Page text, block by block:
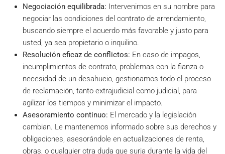
Negociación equilibrada: Intervenimos en su nombre para
negociar las condiciones del contrato de arrendamiento,
buscando siempre el acuerdo más favorable y justo para
usted, ya sea propietario o inquilino.
Resolución eficaz de conflictos: En caso de impagos,
incumplimientos de contrato, problemas con la fianza o
necesidad de un desahucio, gestionamos todo el proceso
de reclamación, tanto extrajudicial como judicial, para
agilizar los tiempos y minimizar el impacto.
Asesoramiento continuo: El mercado y la legislación
cambian. Le mantenemos informado sobre sus derechos y
obligaciones, asesorándole en actualizaciones de renta,
obras, o cualquier otra duda que surja durante la vida del